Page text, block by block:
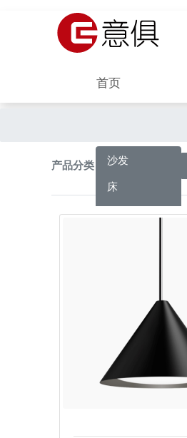
首页
沙发
床
柜子
儿童
户外
产品分类：